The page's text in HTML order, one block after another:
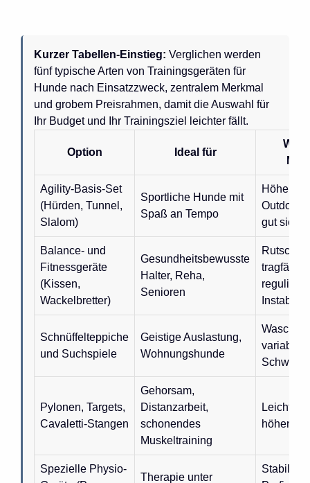
Kurzer Tabellen-Einstieg: Verglichen werden
fünf typische Arten von Trainingsgeräten für
Hunde nach Einsatzzweck, zentralem Merkmal
und grobem Preisrahmen, damit die Auswahl für
Ihr Budget und Ihr Trainingsziel leichter fällt.
Option Ideal für
Agility-Basis-Set
(Hürden, Tunnel,
Slalom)
Sportliche Hunde mit
Spaß an Tempo
Outdoor-
gut
Balance- und
Fitnessgeräte
(Kissen,
Wackelbretter)
Gesundheitsbewusste
Halter, Reha,
Senioren
tragfähig,
Schnüffelteppiche
und Suchspiele
Geistige Auslastung,
Wohnungshunde
variabler
Pylonen, Targets,
Cavaletti-Stangen
Gehorsam,
Distanzarbeit,
schonendes
Muskeltraining
Leicht,
Spezielle Physio-
Therapie unter
Stabile